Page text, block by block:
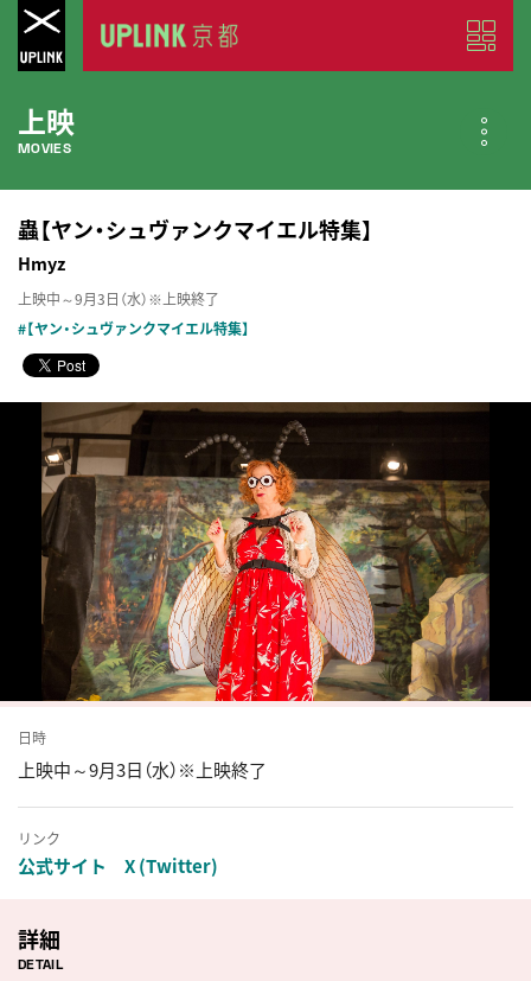
上映
MOVIES
公開中の作品
近日公開の作品
COMING SOON
今月のスケジュール
MONTHLY SCHEDULE
蟲【ヤン・シュヴァンクマイエル特集】
Hmyz
上映中～9月3日（水）※上映終了
#【ヤン・シュヴァンクマイエル特集】
日時
上映中～9月3日（水）※上映終了
リンク
公式サイト X (Twitter)
詳細
DETAIL